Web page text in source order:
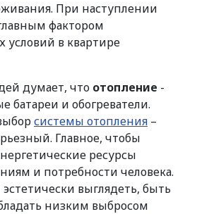
При наступлении
фактором
условий в квартире
думает, что отопление -
батареи и обогреватели.
системы отопления –
Главное, чтобы
ресурсы
и потребности человека.
выглядеть, быть
низким выбросом